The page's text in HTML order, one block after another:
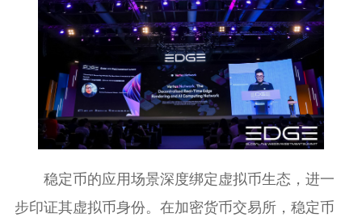
稳定币的应用场景深度绑定虚拟币生态，进一
步印证其虚拟币身份。在加密货币交易所，稳定币